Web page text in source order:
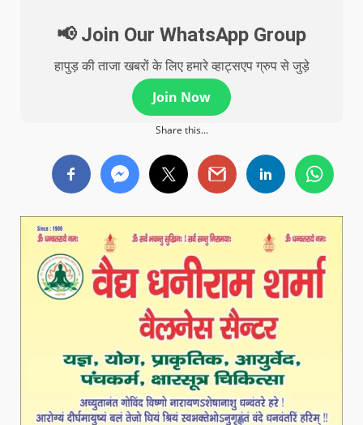
📢 Join Our WhatsApp Group
हापुड़ की ताजा खबरों के लिए हमारे व्हाट्सएप ग्रुप से जुड़े
Join Now
Share this...